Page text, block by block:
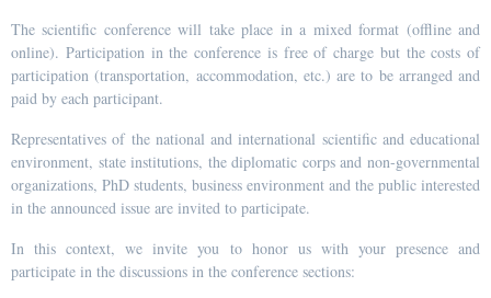
The scientific conference will take place in a mixed format (offline and
online). Participation in the conference is free of charge but the costs of
participation (transportation, accommodation, etc.) are to be arranged and
paid by each participant.
Representatives of the national and international scientific and educational
environment, state institutions, the diplomatic corps and non-governmental
organizations, PhD students, business environment and the public interested
in the announced issue are invited to participate.
In this context, we invite you to honor us with your presence and
participate in the discussions in the conference sections: